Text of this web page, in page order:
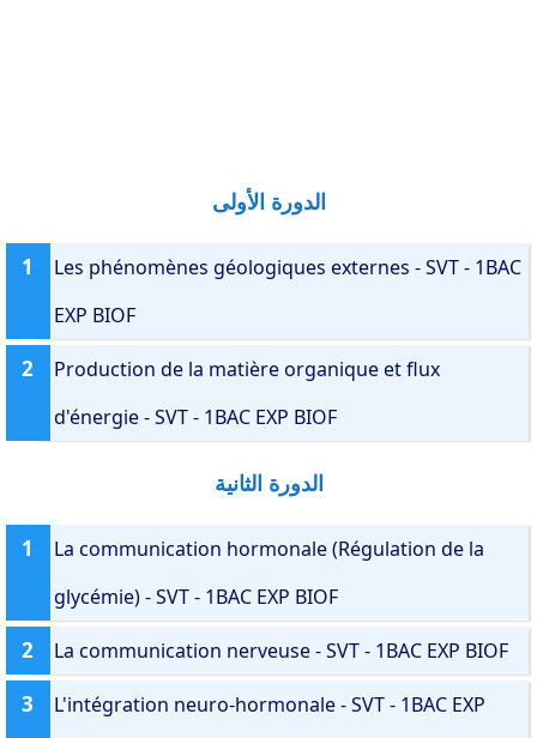
الدورة الأولى
1
Les phénomènes géologiques externes - SVT - 1BAC
EXP BIOF
2
Production de la matière organique et flux
d'énergie - SVT - 1BAC EXP BIOF
الدورة الثانية
1
La communication hormonale (Régulation de la
glycémie) - SVT - 1BAC EXP BIOF
2 La communication nerveuse - SVT - 1BAC EXP BIOF
3
L'intégration neuro-hormonale - SVT - 1BAC EXP